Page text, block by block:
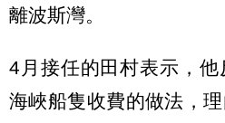
離波斯灣。
4月接任的田村表示，
海峽船隻收費的做法，